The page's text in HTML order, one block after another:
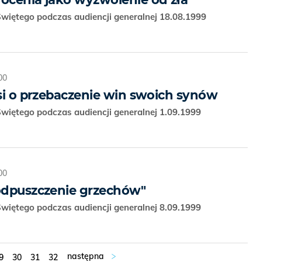
podczas audiencji generalnej 18.08.1999
o przebaczenie win swoich synów
podczas audiencji generalnej 1.09.1999
grzechów"
podczas audiencji generalnej 8.09.1999
30 31 32